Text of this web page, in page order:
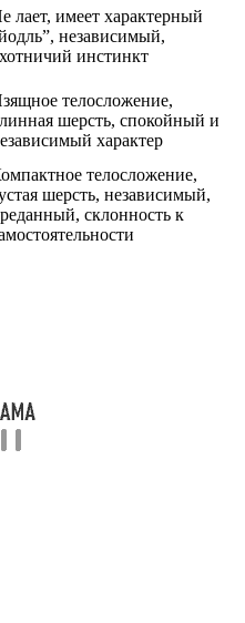
лает, имеет характерный
независимый,
инстинкт
телосложение,
шерсть, спокойный и
характер
телосложение,
шерсть, независимый,
склонность к